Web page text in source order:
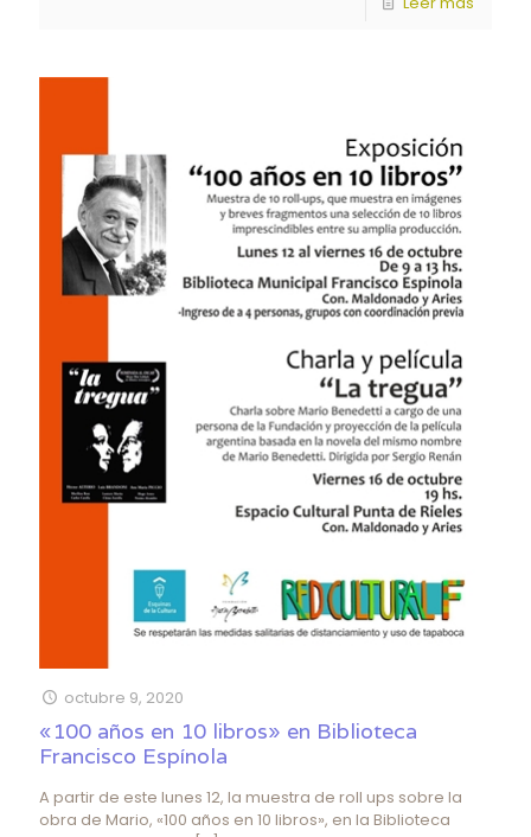
octubre 9, 2020
«100 años en 10 libros» en Biblioteca
Francisco Espínola
A partir de este lunes 12, la muestra de roll ups sobre la
obra de Mario, «100 años en 10 libros», en la Biblioteca